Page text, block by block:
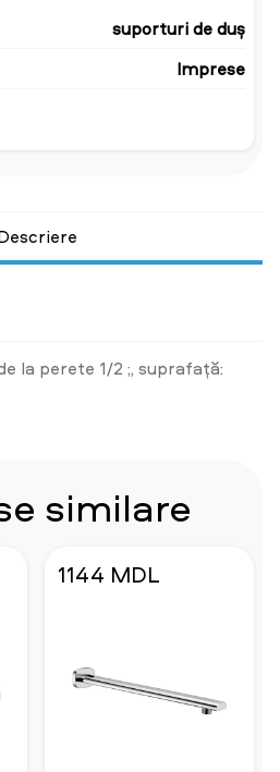
suporturi de duș
Imprese
la perete 1/2 ;, suprafață:
similare
1144 MDL